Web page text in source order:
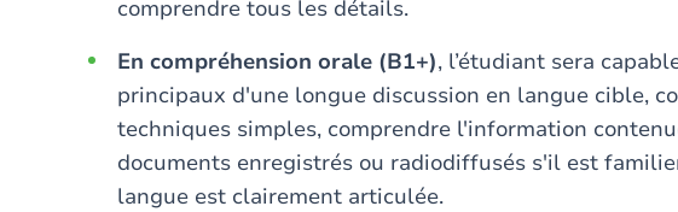
comprendre tous les détails.
En compréhension orale (B1+), l’étudiant sera
principaux d'une longue discussion en langue cible,
techniques simples, comprendre l'information
documents enregistrés ou radiodiffusés s'il est
langue est clairement articulée.